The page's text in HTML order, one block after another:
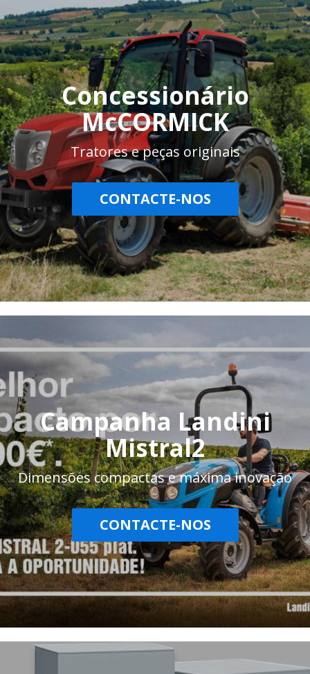
Concessionário
McCORMICK
Tratores e peças originais
CONTACTE-NOS
Campanha Landini
Mistral2
Dimensões compactas e máxima inovação
CONTACTE-NOS